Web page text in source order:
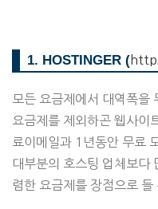
1. HOSTINGER (
모든 요금제에서 대역폭을
요금제를 제외하곤 웹사
료이메일과 1년동안 무료
대부분의 호스팅 업체보다
렴한 요금제를 장점으로 들